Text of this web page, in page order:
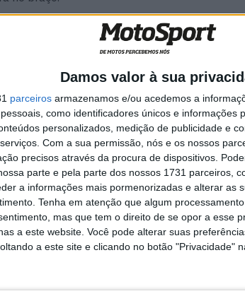
Damos valor à sua
parceiros armazenamos e/ou acedemos a
como identificadores únicos e informações
personalizados, medição de publicidade e
Com a sua permissão, nós e os nossos
precisos através da procura de dispositivos.
parte e pela parte dos nossos 1731 parceiros,
a informações mais pormenorizadas e alterar as
Tenha em atenção que algum
mas que tem o direito de se opor a esse
a este website. Você pode alterar suas
a este site e clicando no botão "Privacidade"
do mundo de construtores desde o
de equipas, a Honda Repsol recuou,
só uma das Honda RC213V de 2020
no GP da Andaluzia.
fazer. O diretor da equipa da Honda
mais irritado a cada dia que passa e transmite